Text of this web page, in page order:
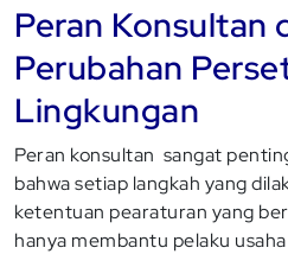
Peran Konsultan
Perubahan
Lingkungan
Peran konsultan sangat
bahwa setiap langkah yang
ketentuan pearaturan yang
hanya membantu pelaku